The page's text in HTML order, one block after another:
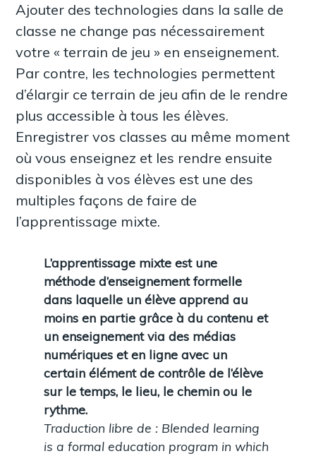
Ajouter des technologies dans la salle de
classe ne change pas nécessairement
votre « terrain de jeu » en enseignement.
Par contre, les technologies permettent
d’élargir ce terrain de jeu afin de le rendre
plus accessible à tous les élèves.
Enregistrer vos classes au même moment
où vous enseignez et les rendre ensuite
disponibles à vos élèves est une des
multiples façons de faire de
l’apprentissage mixte.
L’apprentissage mixte est une
méthode d’enseignement formelle
dans laquelle un élève apprend au
moins en partie grâce à du contenu et
un enseignement via des médias
numériques et en ligne avec un
certain élément de contrôle de l’élève
sur le temps, le lieu, le chemin ou le
rythme.
Traduction libre de : Blended learning
is a formal education program in which